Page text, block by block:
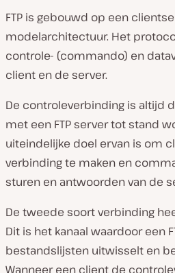
FTP is gebouwd op een
modelarchitectuur. Het
controle- (commando) en
client en de server.
De controleverbinding is altijd
met een FTP server tot stand
uiteindelijke doel ervan is om
verbinding te maken en
sturen en antwoorden van de
De tweede soort verbinding
Dit is het kanaal waardoor een
bestandslijsten uitwisselt en
Wanneer een client de